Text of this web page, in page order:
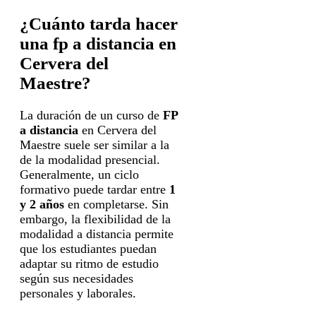
¿Cuánto tarda hacer
una fp a distancia en
Cervera del
Maestre?
La duración de un curso de FP
a distancia en Cervera del
Maestre suele ser similar a la
de la modalidad presencial.
Generalmente, un ciclo
formativo puede tardar entre 1
y 2 años en completarse. Sin
embargo, la flexibilidad de la
modalidad a distancia permite
que los estudiantes puedan
adaptar su ritmo de estudio
según sus necesidades
personales y laborales.